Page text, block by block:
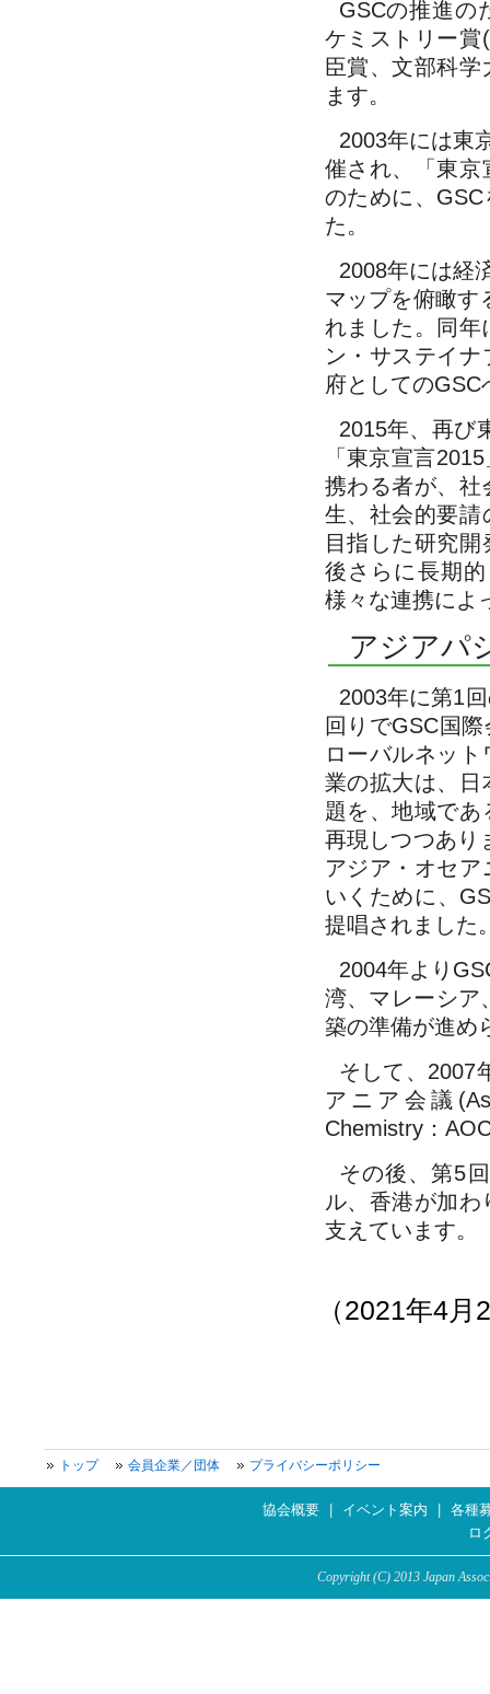
GSCの推進の
ケミストリー賞
臣賞、文部科
ます。
2003年には東
催され、「東京
のために、
た。
2008年には経
マップを俯瞰す
れました。同年
ン・サステイ
府としての
2015年、再び
「東京宣言
携わる者が、社
生、社会的要請
目指した研究
後さらに長期
様々な連携によ
アジアパ
2003年に第1
回りでGSC国
ローバルネッ
業の拡大は、日
題を、地域で
再現しつつあり
アジア・オセ
いくために、
提唱されました
2004年より
湾、マレーシア
築の準備が進め
そして、2007
アニア会議
Chemistry：
その後、第5
ル、香港が加
支えています。
（2021年4
トップ 会員企業／団体 プライバシーポリシー
協会概要 イベント案内
各種
ロ
Copyright (C) 2013 Japan